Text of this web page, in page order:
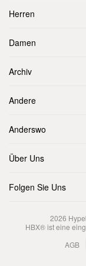
Herren
Damen
Archiv
Andere
Anderswo
Über Uns
Folgen Sie Uns
2026
HBX® ist eine
AGB